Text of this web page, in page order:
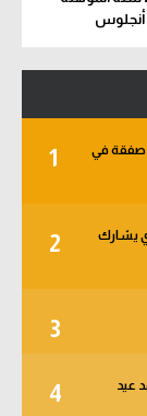
أنجلوس
1
صفقة في
2
المصري يشارك
3
4 عيد